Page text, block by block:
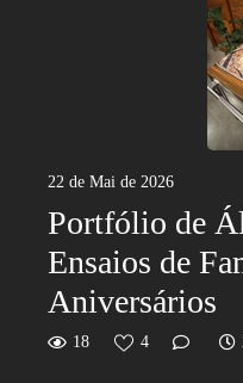
22 de Mai de 2026
Portfólio de
Ensaios de
Aniversários
18 4